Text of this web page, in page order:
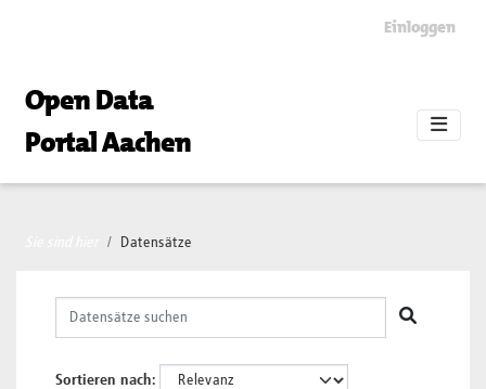
Einloggen
Open Data
Portal Aachen
Datensätze
Sortieren nach